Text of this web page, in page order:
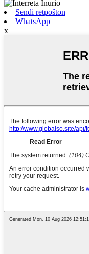
Sendi retpoŝton
WhatsApp
x